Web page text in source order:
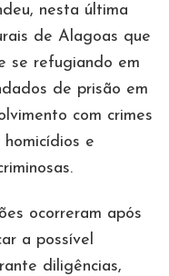
nesta última
de Alagoas que
se refugiando em
de prisão em
com crimes
e
ocorreram após
a possível
diligências,